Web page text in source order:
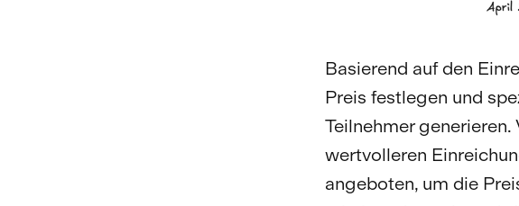
Basierend auf den
Preis festlegen und
Teilnehmer
wertvolleren
angeboten, um die